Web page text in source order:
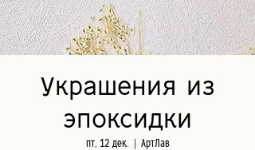
Украшения из
эпоксидки
пт, 12 дек. АртЛав